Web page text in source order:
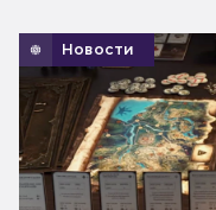
Новости